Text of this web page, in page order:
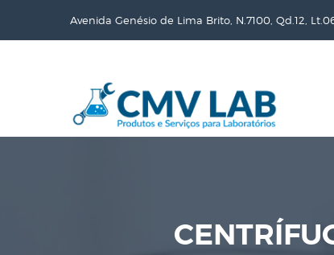
Avenida Genésio de Lima Brito, N.7100, Qd.12,